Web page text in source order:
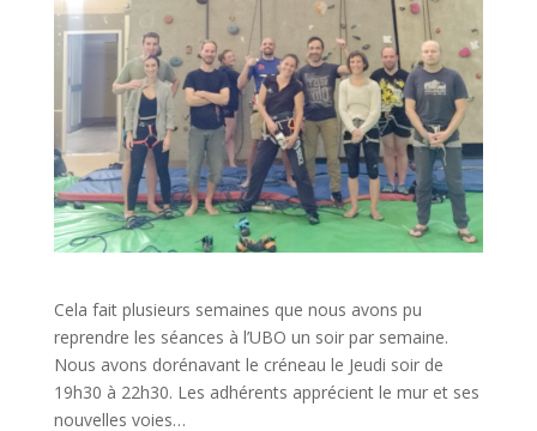
Cela fait plusieurs semaines que nous avons pu
reprendre les séances à l’UBO un soir par semaine.
Nous avons dorénavant le créneau le Jeudi soir de
19h30 à 22h30. Les adhérents apprécient le mur et ses
nouvelles voies…